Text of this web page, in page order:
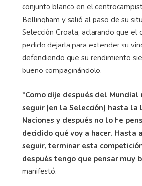
conjunto blanco en el
Bellingham y salió al paso de su
Selección Croata, aclarando que el
pedido dejarla para extender su
defendiendo que su rendimiento
bueno compaginándolo.
"Como dije después del Mundial
seguir (en la Selección) hasta la
Naciones y después no lo he
decidido qué voy a hacer. Hasta
seguir, terminar esta
después tengo que pensar muy
manifestó.